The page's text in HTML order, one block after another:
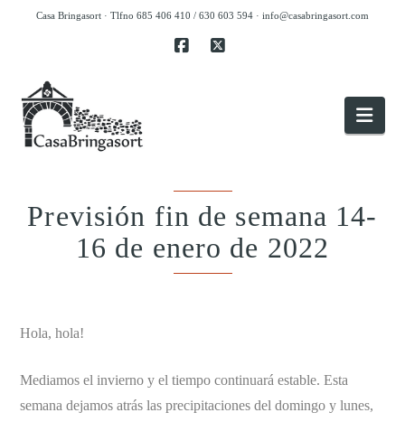
Casa Bringasort · Tlfno 685 406 410 / 630 603 594 · info@casabringasort.com
Previsión fin de semana 14-
16 de enero de 2022
Hola, hola!
Mediamos el invierno y el tiempo continuará estable. Esta
semana dejamos atrás las precipitaciones del domingo y lunes,